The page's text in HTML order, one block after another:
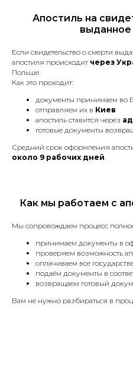
Апостиль на
выданное
Если свидетельство о смерти
апостиля происходит через
Польше.
Как это проходит:
документы принимаем во
отправляем их в Киев
апостиль ставится через
готовые документы
Средний срок оформления
около 9 рабочих дней.
Как мы работаем с
Мы сопровождаем процесс
принимаем документы в
проверяем возможность
оплачиваем все
подаём документы в
возвращаем готовый
Вам не нужно разбираться в
Апостиль
в Польше и Украине
Сделаем справку о
присуствия.
Страховой полис.
Услуга по легализации
для их использования за
*Срочный перевод +30%